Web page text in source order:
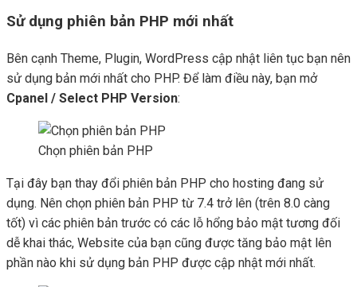
Sử dụng phiên bản PHP mới nhất
Bên cạnh Theme, Plugin, WordPress cập nhật liên tục bạn nên
sử dụng bản mới nhất cho PHP. Để làm điều này, bạn mở
Cpanel / Select PHP Version:
Chọn phiên bản PHP
Tại đây bạn thay đổi phiên bản PHP cho hosting đang sử
dụng. Nên chọn phiên bản PHP từ 7.4 trở lên (trên 8.0 càng
tốt) vì các phiên bản trước có các lỗ hổng bảo mật tương đối
dễ khai thác, Website của bạn cũng được tăng bảo mật lên
phần nào khi sử dụng bản PHP được cập nhật mới nhất.